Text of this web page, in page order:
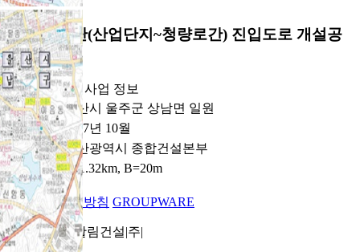
테크노-산단(산업단지~청량로간) 진입도로 개설공
사
사업 정보
위치
울산시 울주군 상남면 일원
준공일
2017년 10월
발주처
울산광역시 종합건설본부
공사개요 L=1.32km, B=20m
개인정보처리방침 GROUPWARE
상호 : 활림건설|주|